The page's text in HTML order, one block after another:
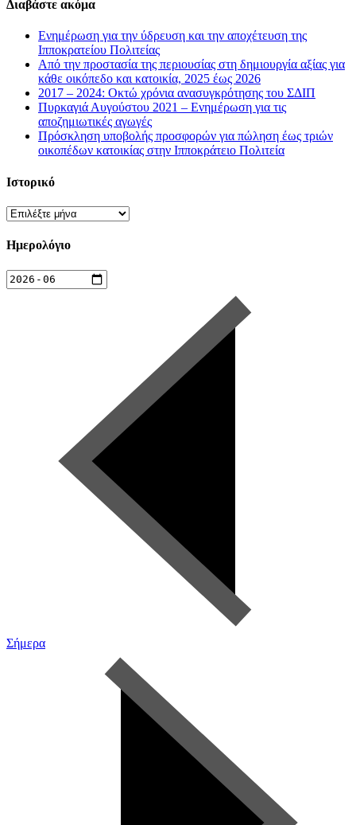
Διαβάστε ακόμα
Ενημέρωση για την ύδρευση και την αποχέτευση της
Ιπποκρατείου Πολιτείας
Από την προστασία της περιουσίας στη δημιουργία αξίας για
κάθε οικόπεδο και κατοικία, 2025 έως 2026
2017 – 2024: Οκτώ χρόνια ανασυγκρότησης του ΣΔΙΠ
Πυρκαγιά Αυγούστου 2021 – Ενημέρωση για τις
αποζημιωτικές αγωγές
Πρόσκληση υποβολής προσφορών για πώληση έως τριών
οικοπέδων κατοικίας στην Ιπποκράτειο Πολιτεία
Ιστορικό
Ιστορικό
Ημερολόγιο
Σήμερα